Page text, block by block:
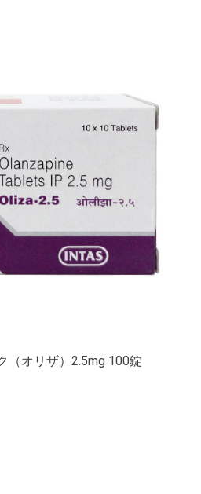
（オリザ）2.5mg 100錠